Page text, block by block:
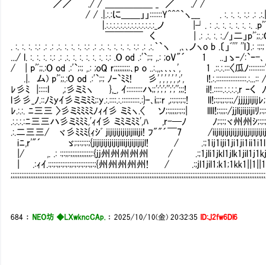
／／ ./ / ＿＿＿＿＿ _ ／ ./ / ﾆ ≡
/ / .|.:.:に＿＿」」:::::::Y^^^`ヽ___ . :. :. :. :.: .: .:.|
|.:.:.:.:.:.:.:.:.:.:.:.:.:.:_ノ |┘. : .:. :. :. :. :. :. .p'ﾞ;;.:O . :
￣￣￣￣ く | .: .:. :. :./」二」p'ﾞ;;.:O . :ｑ .: ;:;ﾞ
. :. :. :. :.: .: .: .:. :. :. :. :.: .: .:. :. :. :. :. :.: .: .:.｀`ヽ ,､､ノヽo b .〔」ﾞ''' ''l〕
.../ l. :. :. :. :.: .: .:. :. :. :. :. :. :.: .O od .:'`;:; ,.: ;oV"´ 1 ..」ゝ‐/
/ | p'ﾞ;;.:O od .:'`;:; ,.: ;oQ r;;;;;;;;;､p o ..:.,,､､､､', 1 .::.:.:::〈瓜ﾉ
.|. ム) p'ﾞ;;.:O od .:'`;:; ﾉｰ`ﾐﾐ! 彡',',',',',',;',
ﾚ彡ﾐ |:::::l ,;彡ミﾐヽ },_, ｲ:::::::::ハ;;';';';'';';'';;;! il!.:::::.:.:.:.:,r ‐く
l彡彡_ﾉ.::ﾉﾐyｲ彡ミミﾐﾐ;:y.:.::::.:.::::::::::.:}‐､i;;:r ,;:;:;:;:;!
ﾚ.:.:. ﾆ三三 〉彡ミﾐﾐﾐﾐﾉｨｲ彡 ミﾐヽ.〈 ソ;:;;;;;:;:;| llll!;:;;;:/jjlijiijiji
.:.:.:.:ﾆ三三ハ彡ミﾐﾐﾐ,'ｨｲ彡 ミﾐミﾐﾐ',ﾊ ,r-─ﾉ ﾉ;:;:;ヾ州州ｼ
.:.二三三/ ヾ彡ﾐﾐﾐ{ｨｼﾞ jijijijijijijiiiji! ﾌ""´￣7 /
iﾆ,r'"´ ゞ;:;:;:;:;{jijijijijijijiiijijijijijl! /
|/ ,. .: :;:;;:;;;;;;;;;;;;:{jj州州州州州 /
| .:ｨｲ.:;:;:;;:;:;:;;:;:;:;:;:;;:;{州州州州州! /
684 ： NEO坊 ◆LXwkncCAp. ：2025/10/10(金) 20:32:35 ID:J2fw6Dl6